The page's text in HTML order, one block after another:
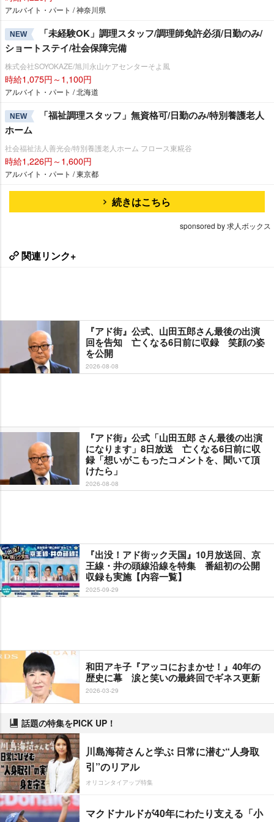
アルバイト・パート / 神奈川県
NEW
「未経験OK」調理スタッフ/調理師免許必須/日勤のみ/
ショートステイ/社会保障完備
株式会社SOYOKAZE/旭川永山ケアセンターそよ風
時給1,075円～1,100円
アルバイト・パート / 北海道
NEW
「福祉調理スタッフ」無資格可/日勤のみ/特別養護老人
ホーム
社会福祉法人善光会/特別養護老人ホーム フロース東糀谷
時給1,226円～1,600円
アルバイト・パート / 東京都
続きはこちら
sponsored by 求人ボックス
関連リンク+
『アド街』公式、山田五郎さん最後の出演
回を告知 亡くなる6日前に収録 笑顔の姿
を公開
2026-08-08
『アド街』公式「山田五郎 さん最後の出演
になります」8日放送 亡くなる6日前に収
録「想いがこもったコメントを、聞いて頂
けたら」
2026-08-08
『出没！アド街ック天国』10月放送回、京
王線・井の頭線沿線を特集 番組初の公開
収録も実施【内容一覧】
2025-09-29
和田アキ子『アッコにおまかせ！』40年の
歴史に幕 涙と笑いの最終回でギネス更新
2026-03-29
話題の特集をPICK UP！
川島海荷さんと学ぶ 日常に潜む“人身取
引”のリアル
オリコンタイアップ特集
マクドナルドが40年にわたり支える「小